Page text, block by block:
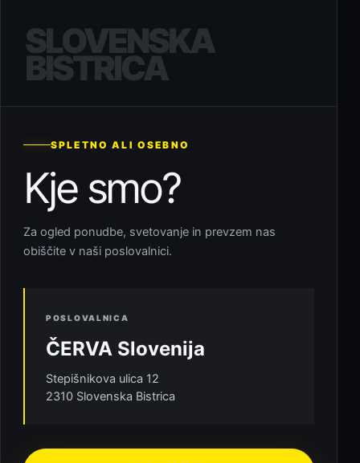
SLOVENSKA
BISTRICA
SPLETNO ALI OSEBNO
Kje smo?
Za ogled ponudbe, svetovanje in prevzem nas
obiščite v naši poslovalnici.
POSLOVALNICA
ČERVA Slovenija
Stepišnikova ulica 12
2310 Slovenska Bistrica